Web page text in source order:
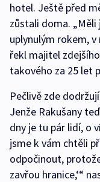
hotel. Ještě před
zůstali doma. „Měli
uplynulým rokem,
řekl majitel
takového za 25 let
Pečlivě zde
Jenže Rakušany
dny je tu pár lidí, o
jsme k vám chtěli
odpočinout,
zavřou hranice,‘“